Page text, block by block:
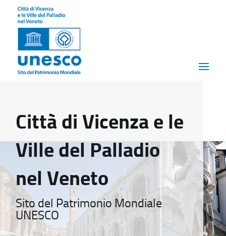
Città di Vicenza e le
Ville del Palladio
nel Veneto
Sito del Patrimonio Mondiale
UNESCO